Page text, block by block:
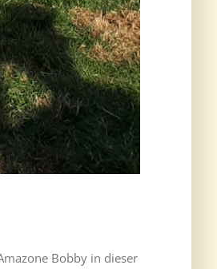
Bobby in dieser